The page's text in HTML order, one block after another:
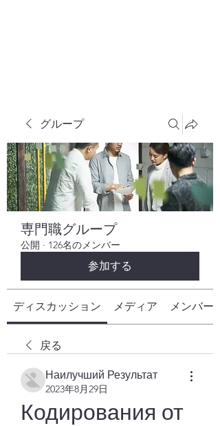
グループ
専門職グループ
公開 · 126名のメンバー
参加する
ディスカッション メディア メンバー
戻る
Наилучший Результат
2023年8月29日
Кодирования от